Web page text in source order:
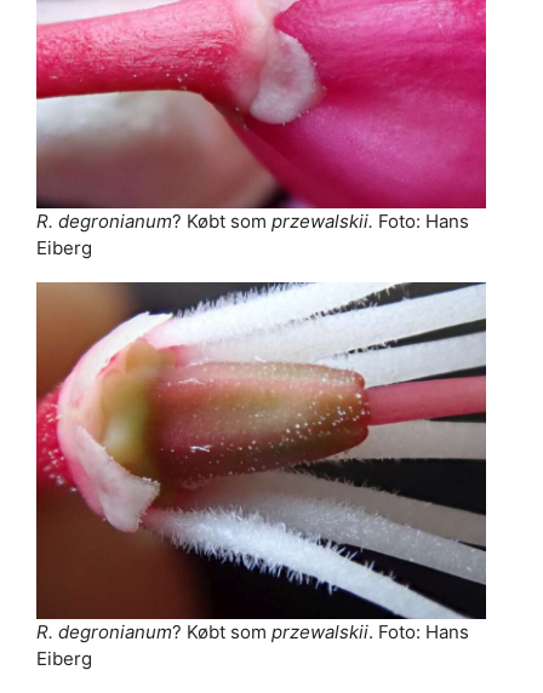
R. degronianum? Købt som przewalskii. Foto: Hans
Eiberg
R. degronianum? Købt som przewalskii. Foto: Hans
Eiberg